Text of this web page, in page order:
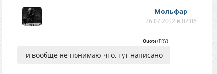
Мольфар
26.07.2012 в 02:06
Quote(FRY)
и вообще не понимаю что, тут написано